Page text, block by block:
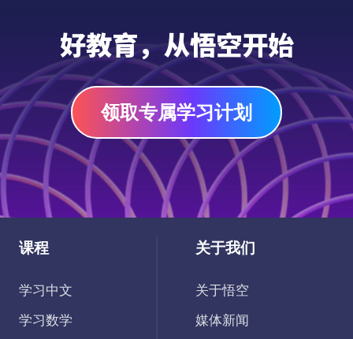
子们在轻松玩乐中，开启对汉语世界的探索之
旅！好教育，从悟空开始
领取专属学习计划
课程
学习中文
学习数学
关于我们
关于悟空
媒体新闻